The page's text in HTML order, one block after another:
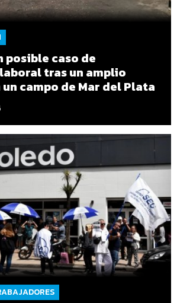
posible caso de
tras un amplio
campo de Mar del Plata